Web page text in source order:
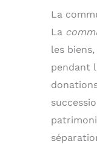
La
La
les
pendant